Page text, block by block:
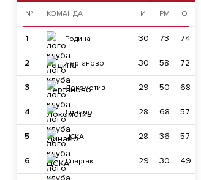
№ КОМАНДА И РМ О
1 Родина 30 73 74
2 Чертаново 30 58 72
3 Локомотив 29 50 68
4 Динамо 28 68 57
5 ЦСКА 28 36 57
6 Спартак 29 30 49